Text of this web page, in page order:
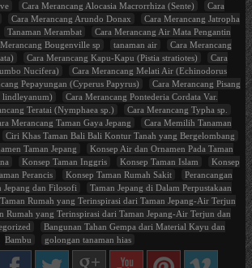
Cara Merancang Alocasia Macrorrhiza (Sente)
Cara
Cara Merancang Arundo Donax
Cara Merancang Jatropha
Tanaman Merambat
Cara Merancang Air Mata Pengantin
Bougenville sp tanaman air
Cara Merancang
Cara Merancang Kapu-Kapu (Pistia stratiotes)
Cara
Nucifera)
Cara Merancang Melati Air (Echinodorus
Pepayungan (Cyperus Papyrus)
Cara Merancang Pisang
Cara Merancang Pontederia Cordata Var.
Teratai (Nymphaea sp.)
Cara Merancang Typha sp.
Merancang Taman Gaya Jepang
Cara Memilih Tanaman
Ciri Khas Taman Bali Bali Kontur Tanah yang Bergelombang
Taman Jepang
Konsep Air dan Ornamen Pada Taman
Konsep Taman Inggris Konsep Taman Islam
Konsep
Perancis Konsep Taman Rumah Sakit
Perancangan
Jepang dan Filosofi
Taman Jepang di Dalam Perpustakaan
Taman Rumah yang Terinspirasi dari Taman Jepang-Air Terjun
Rumah yang Terinspirasi dari Taman Jepang-Air Terjun dan
Bangunan Tahan Gempa dari Material Kayu dan
Bambu
golongan tanaman hias